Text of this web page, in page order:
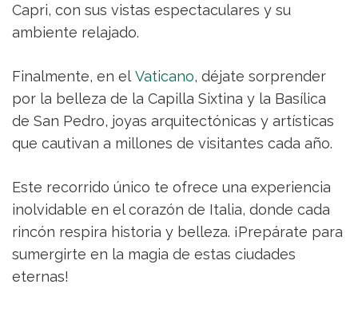
Capri, con sus vistas espectaculares y su
ambiente relajado.
Finalmente, en el Vaticano, déjate sorprender
por la belleza de la Capilla Sixtina y la Basílica
de San Pedro, joyas arquitectónicas y artísticas
que cautivan a millones de visitantes cada año.
Este recorrido único te ofrece una experiencia
inolvidable en el corazón de Italia, donde cada
rincón respira historia y belleza. ¡Prepárate para
sumergirte en la magia de estas ciudades
eternas!